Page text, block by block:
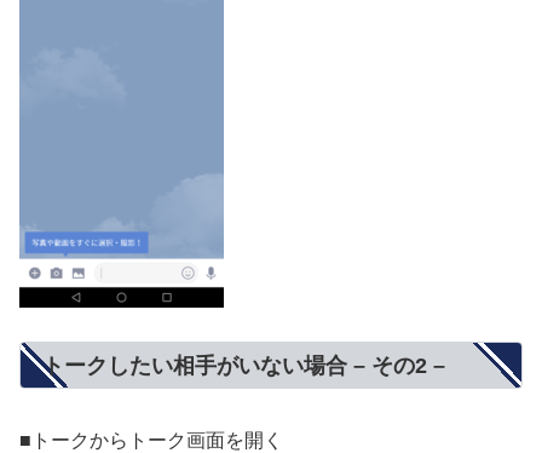
トークしたい相手がいない場合 – その2 –
■トークからトーク画面を開く